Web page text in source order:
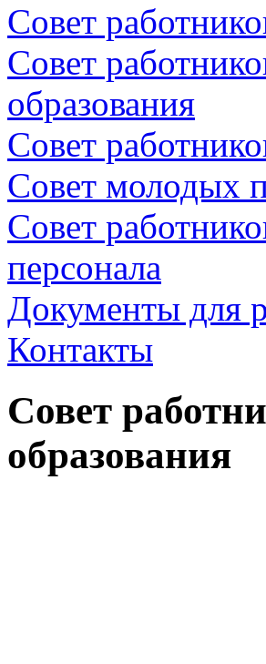
Совет
Совет
образования
Совет
Совет молодых
Совет
персонала
Документы для
Контакты
Совет
образования